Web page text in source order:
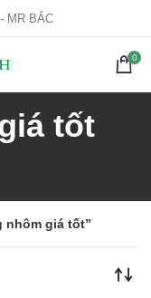
MR BẮC
0
tốt
nhôm giá tốt”